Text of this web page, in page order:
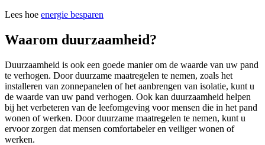
Lees hoe energie besparen
Waarom duurzaamheid?
Duurzaamheid is ook een goede manier om de waarde van uw pand
te verhogen. Door duurzame maatregelen te nemen, zoals het
installeren van zonnepanelen of het aanbrengen van isolatie, kunt u
de waarde van uw pand verhogen. Ook kan duurzaamheid helpen
bij het verbeteren van de leefomgeving voor mensen die in het pand
wonen of werken. Door duurzame maatregelen te nemen, kunt u
ervoor zorgen dat mensen comfortabeler en veiliger wonen of
werken.